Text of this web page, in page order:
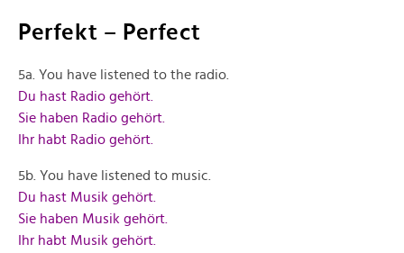
Perfekt – Perfect
5a. You have listened to the radio.
Du hast Radio gehört.
Sie haben Radio gehört.
Ihr habt Radio gehört.
5b. You have listened to music.
Du hast Musik gehört.
Sie haben Musik gehört.
Ihr habt Musik gehört.